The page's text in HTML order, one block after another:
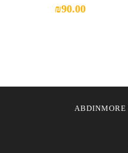
₪90.00
ABDINMORE